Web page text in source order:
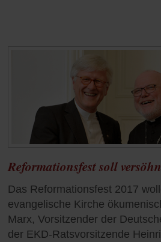
Reformationsfest soll
Das Reformationsfest 2017
evangelische Kirche
Marx, Vorsitzender der
der EKD-Ratsvorsitzende